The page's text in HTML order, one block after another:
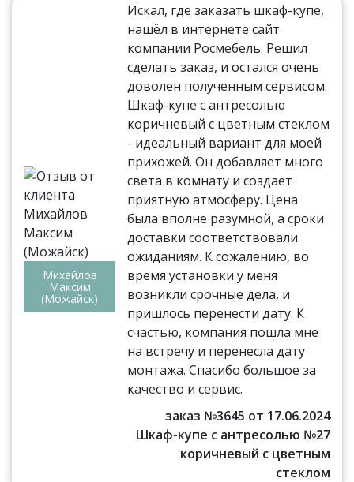
Михайлов
Максим
(Можайск)
Искал, где заказать шкаф-купе,
нашёл в интернете сайт
компании Росмебель. Решил
сделать заказ, и остался очень
доволен полученным сервисом.
Шкаф-купе с антресолью
коричневый с цветным стеклом
- идеальный вариант для моей
прихожей. Он добавляет много
света в комнату и создает
приятную атмосферу. Цена
была вполне разумной, а сроки
доставки соответствовали
ожиданиям. К сожалению, во
время установки у меня
возникли срочные дела, и
пришлось перенести дату. К
счастью, компания пошла мне
на встречу и перенесла дату
монтажа. Спасибо большое за
качество и сервис.
заказ №3645 от 17.06.2024
Шкаф-купе с антресолью №27
коричневый с цветным
стеклом